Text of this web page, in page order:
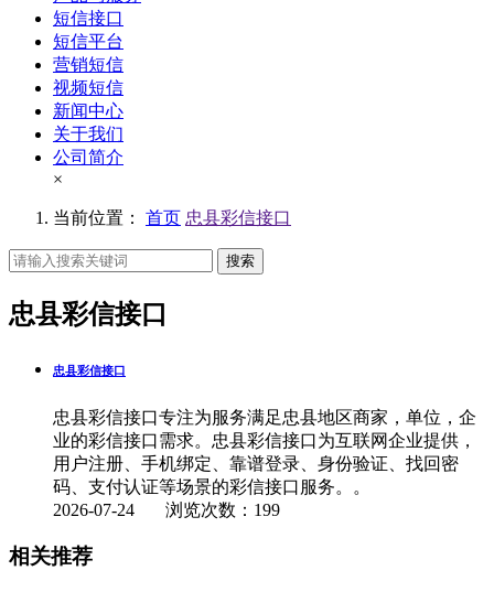
短信接口
短信平台
营销短信
视频短信
新闻中心
关于我们
公司简介
×
当前位置： 首页 忠县彩信接口
搜索
忠县彩信接口
忠县彩信接口
忠县彩信接口专注为服务满足忠县地区商家，单位，企
业的彩信接口需求。忠县彩信接口为互联网企业提供，
用户注册、手机绑定、靠谱登录、身份验证、找回密
码、支付认证等场景的彩信接口服务。。
2026-07-24 浏览次数：199
相关推荐